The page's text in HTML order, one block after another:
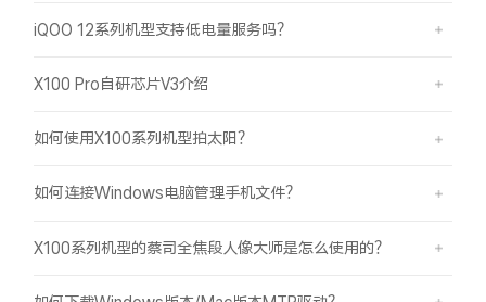
iQOO 12系列机型支持低电量服务吗？
X100 Pro自研芯片V3介绍
如何使用X100系列机型拍太阳？
如何连接Windows电脑管理手机文件？
X100系列机型的蔡司全焦段人像大师是怎么使用的？